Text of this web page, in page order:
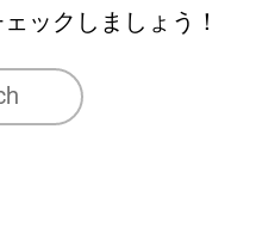
ックしましょう！